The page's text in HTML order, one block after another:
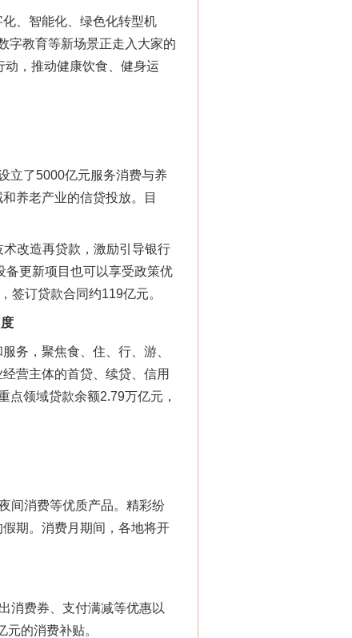
、智能化、绿色化转型机
字教育等新场景正走入大家的
动，推动健康饮食、健身运
立了5000亿元服务消费与养
养老产业的信贷投放。目
改造再贷款，激励引导银行
备更新项目也可以享受政策优
签订贷款合同约119亿元。
务，聚焦食、住、行、游、
营主体的首贷、续贷、信用
领域贷款余额2.79万亿元，
间消费等优质产品。精彩纷
期。消费月期间，各地将开
消费券、支付满减等优惠以
的消费补贴。